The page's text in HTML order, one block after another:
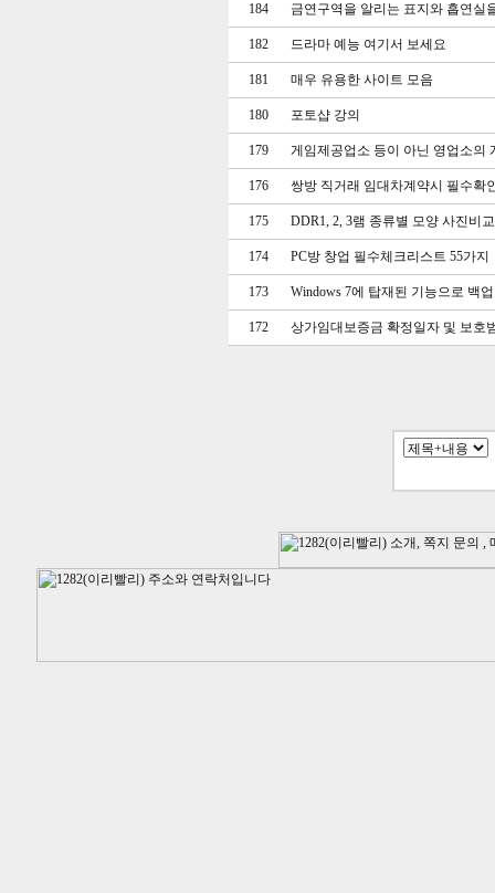
184 금연구역을 알리는 표지와 흡연실
182 드라마 예능 여기서 보세요
181 매우 유용한 사이트 모음
180 포토샵 강의
179 게임제공업소 등이 아닌 영업소의
176 쌍방 직거래 임대차계약시 필수확
175 DDR1, 2, 3램 종류별 모양 사진비교
174 PC방 창업 필수체크리스트 55가지
173 Windows 7에 탑재된 기능으로 백
172 상가임대보증금 확정일자 및 보호